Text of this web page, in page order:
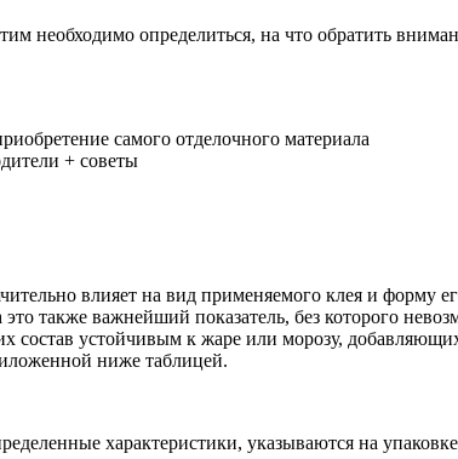
необходимо определиться, на что обратить
самого отделочного материала
влияет на вид применяемого клея и форму
также важнейший показатель, без которого
состав устойчивым к жаре или морозу,
ниже таблицей.
характеристики, указываются на